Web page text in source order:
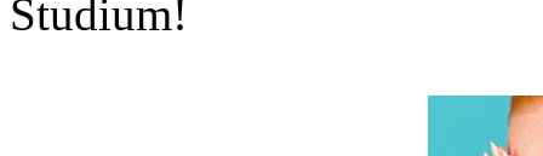
Studium!